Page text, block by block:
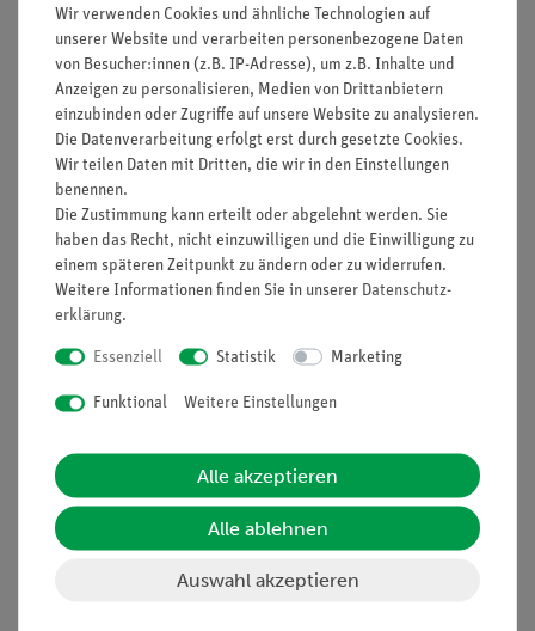
Artikel-Nr.: 08711-00
Justierhalterung, 35 x
35 mm
124,00 €
Artikel-Nr.:08534-00
22,00 €
Artikel-Nr.:
Wir verwenden Cookies und ähnliche Technologien auf
unserer Website und verarbeiten personenbezogene Daten
von Besucher:innen (z.B. IP-Adresse), um z.B. Inhalte und
Anzeigen zu personalisieren, Medien von Drittanbietern
einzubinden oder Zugriffe auf unsere Website zu analysieren.
Die Datenverarbeitung erfolgt erst durch gesetzte Cookies.
Wir teilen Daten mit Dritten, die wir in den Einstellungen
benennen.
Die Zustimmung kann erteilt oder abgelehnt werden. Sie
haben das Recht, nicht einzuwilligen und die Einwilligung zu
einem späteren Zeitpunkt zu ändern oder zu widerrufen.
Weitere Informationen finden Sie in unserer Daten­schutz­
erklärung.
Essenziell Statistik Marketing
Funktional Weitere Einstellungen
Alle akzeptieren
Alle ablehnen
Auswahl akzeptieren